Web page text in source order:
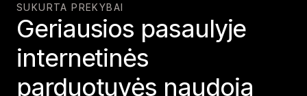
SUKURTA PREKYBAI
Geriausios pasaulyje
internetinės
parduotuvės naudoja